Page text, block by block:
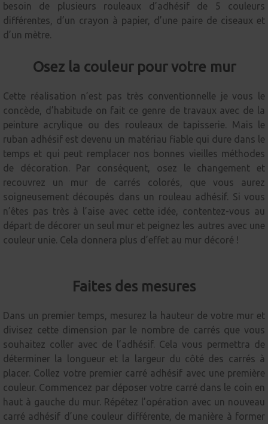
besoin de plusieurs rouleaux d’adhésif de 5 couleurs
différentes, d’un crayon à papier, d’une paire de ciseaux et
d’un mètre.
Osez la couleur pour votre mur
Cette réalisation n’est pas très conventionnelle je vous le
concède, d’habitude on fait ce genre de travaux avec de la
peinture acrylique ou des rouleaux de tapisserie. Mais le
ruban adhésif est devenu un matériau fiable qui dure dans le
temps et qui peut remplacer nos bonnes vieilles méthodes
de décoration. Par conséquent, osez le changement et
recouvrez un mur de carrés colorés, que vous aurez
soigneusement découpés dans un rouleau adhésif. Si vous
n’êtes pas très à l’aise avec cette idée, contentez-vous au
départ de décorer un seul mur et peignez les autres avec une
couleur unie. Cela donnera plus d’effet au mur décoré !
Faites des mesures
Dans un premier temps, mesurez la hauteur de votre mur et
divisez cette dimension par le nombre de carrés que vous
souhaitez coller avec de l’adhésif. Cela vous permettra de
déterminer la longueur et la largeur du côté des carrés à
placer. Collez votre premier carré adhésif avec une première
couleur. Commencez par déposer votre carré dans le coin en
haut à gauche du mur. Répétez l’opération avec un nouveau
carré adhésif d’une couleur différente, de manière à former